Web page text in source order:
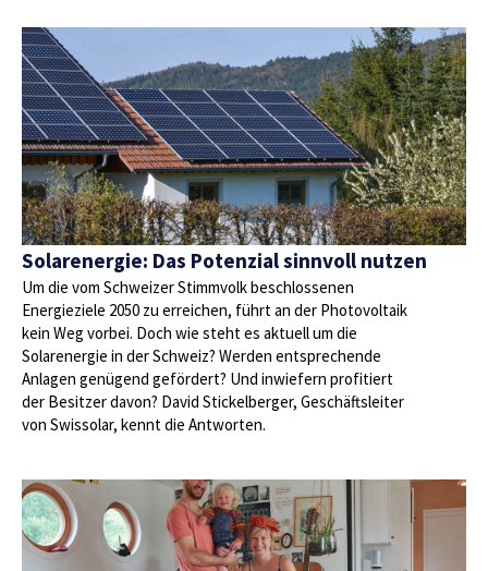
Solarenergie: Das Potenzial sinnvoll nutzen
Um die vom Schweizer Stimmvolk beschlossenen
Energieziele 2050 zu erreichen, führt an der Photovoltaik
kein Weg vorbei. Doch wie steht es aktuell um die
Solarenergie in der Schweiz? Werden entsprechende
Anlagen genügend gefördert? Und inwiefern profitiert
der Besitzer davon? David Stickelberger, Geschäftsleiter
von Swissolar, kennt die Antworten.